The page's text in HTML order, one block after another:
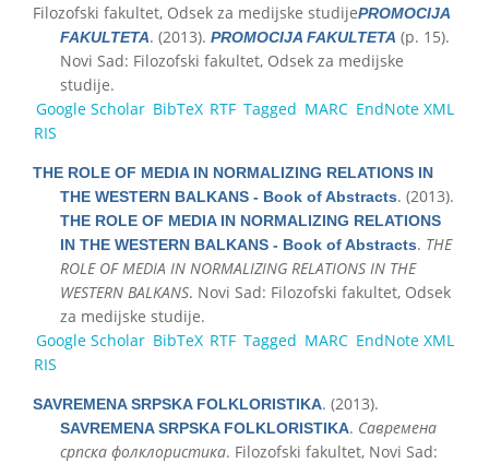
Filozofski fakultet, Odsek za medijske studijePROMOCIJA
FAKULTETA. (2013). PROMOCIJA FAKULTETA (p. 15).
Novi Sad: Filozofski fakultet, Odsek za medijske
studije.
Google Scholar BibTeX RTF Tagged MARC EndNote XML
RIS
THE ROLE OF MEDIA IN NORMALIZING RELATIONS IN
THE WESTERN BALKANS - Book of Abstracts. (2013).
THE ROLE OF MEDIA IN NORMALIZING RELATIONS
IN THE WESTERN BALKANS - Book of Abstracts. THE
ROLE OF MEDIA IN NORMALIZING RELATIONS IN THE
WESTERN BALKANS. Novi Sad: Filozofski fakultet, Odsek
za medijske studije.
Google Scholar BibTeX RTF Tagged MARC EndNote XML
RIS
SAVREMENA SRPSKA FOLKLORISTIKA. (2013).
SAVREMENA SRPSKA FOLKLORISTIKA. Савремена
српска фолклористика. Filozofski fakultet, Novi Sad: